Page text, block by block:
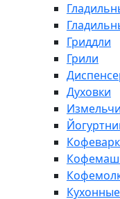
Гриддли
Грили
Духовки